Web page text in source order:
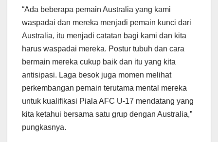
“Ada beberapa pemain Australia yang kami
waspadai dan mereka menjadi pemain kunci dari
Australia, itu menjadi catatan bagi kami dan kita
harus waspadai mereka. Postur tubuh dan cara
bermain mereka cukup baik dan itu yang kita
antisipasi. Laga besok juga momen melihat
perkembangan pemain terutama mental mereka
untuk kualifikasi Piala AFC U-17 mendatang yang
kita ketahui bersama satu grup dengan Australia,”
pungkasnya.